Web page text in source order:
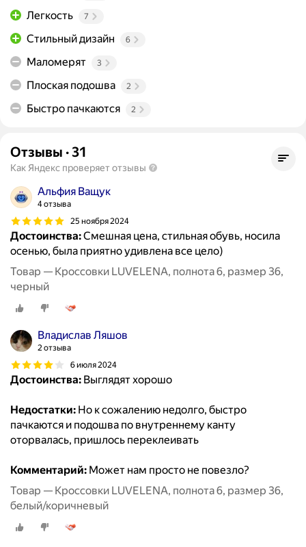
Легкость 7
Стильный дизайн 6
Маломерят 3
Плоская подошва 2
Быстро пачкаются 2
Отзывы · 31
Как Яндекс проверяет отзывы
Альфия Ващук
4 отзыва
25 ноября 2024
Достоинства:Смешная цена, стильная обувь, носила
осенью, была приятно удивлена все цело)
Товар — Кроссовки LUVELENA, полнота 6, размер 36,
черный
Владислав Ляшов
2 отзыва
6 июля 2024
Достоинства: Выглядят хорошо
Недостатки: Но к сожалению недолго, быстро
пачкаются и подошва по внутреннему канту
оторвалась, пришлось переклеивать
Комментарий: Может нам просто не повезло?
Товар — Кроссовки LUVELENA, полнота 6, размер 36,
белый/коричневый